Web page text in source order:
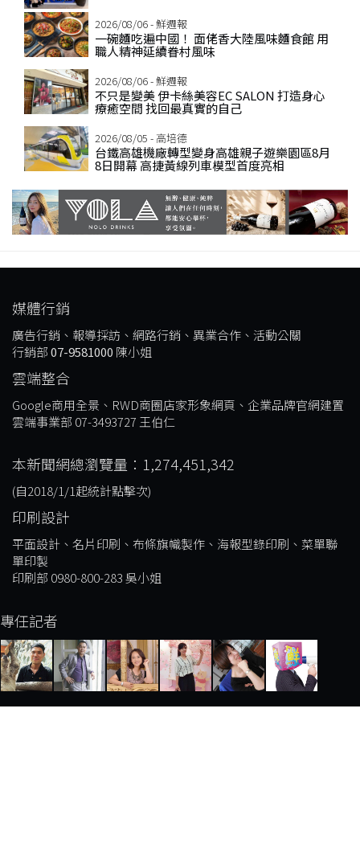
2026/08/06 - 鮮週報
一碗麵吃遍中國！ 面佬香大陸風味麵食館 用
職人精神延續眷村風味
2026/08/06 - 鮮週報
不只是變美 伊卡絲美容EC SALON 打造身心
療癒空間 找回最真實的自己
2026/08/05 - 高培德
台鐵高雄機廠轉型變身高雄親子遊樂園區8月
8日開幕 高捷黃線列車模型首度亮相
媒體行銷
廣告行銷、報導採訪、網路行銷、異業合作、活動公關
行銷部07-9581000 陳小姐
雲端整合
Google商用全景、RWD商圈店家形象網頁、企業品牌官網建置
雲端事業部 07-3493727 王伯仁
本新聞網總瀏覽量：1,274,451,342
(自2018/1/1起統計點擊次)
印刷設計
平面設計、名片印刷、布條旗幟製作、海報型錄印刷、菜單聯
單印製
印刷部 0980-800-283 吳小姐
專任記者